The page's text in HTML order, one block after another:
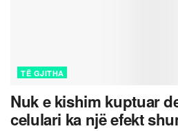
TË GJITHA
Nuk e kishim kuptuar
celulari ka një efekt